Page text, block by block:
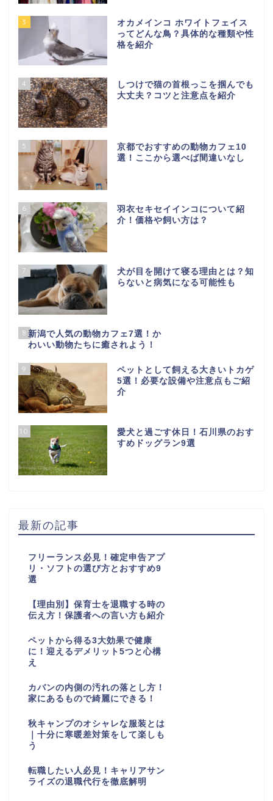
3
オカメインコ ホワイトフェイス
ってどんな鳥？具体的な種類や性
格を紹介
4
しつけで猫の首根っこを掴んでも
大丈夫？コツと注意点を紹介
5
京都でおすすめの動物カフェ10
選！ここから選べば間違いなし
6
羽衣セキセイインコについて紹
介！価格や飼い方は？
7
犬が目を開けて寝る理由とは？知
らないと病気になる可能性も
8 新潟で人気の動物カフェ7選！か
わいい動物たちに癒されよう！
9
ペットとして飼える大きいトカゲ
5選！必要な設備や注意点もご紹
介
10
愛犬と過ごす休日！石川県のおす
すめドッグラン9選
最新の記事
フリーランス必見！確定申告アプ
リ・ソフトの選び方とおすすめ9
選
【理由別】保育士を退職する時の
伝え方！保護者への言い方も紹介
ペットから得る3大効果で健康
に！迎えるデメリット5つと心構
え
カバンの内側の汚れの落とし方！
家にあるもので綺麗にできる！
秋キャンプのオシャレな服装とは
｜十分に寒暖差対策をして楽しも
う
転職したい人必見！キャリアサン
ライズの退職代行を徹底解明